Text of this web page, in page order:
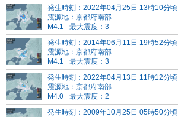
発生時刻：2022年04月25日 13時10分頃
震源地：京都府南部
M4.1
最大震度：3
発生時刻：2014年06月11日 19時52分頃
震源地：京都府南部
M4.1
最大震度：3
発生時刻：2022年04月13日 11時12分頃
震源地：京都府南部
M4.0
最大震度：2
発生時刻：2009年10月25日 05時50分頃